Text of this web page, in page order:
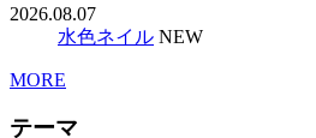
2026.08.07
水色ネイル NEW
MORE
テーマ